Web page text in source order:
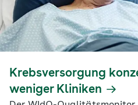
Krebsversorgung
weniger Kliniken